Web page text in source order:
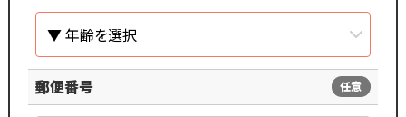
郵便番号 任意